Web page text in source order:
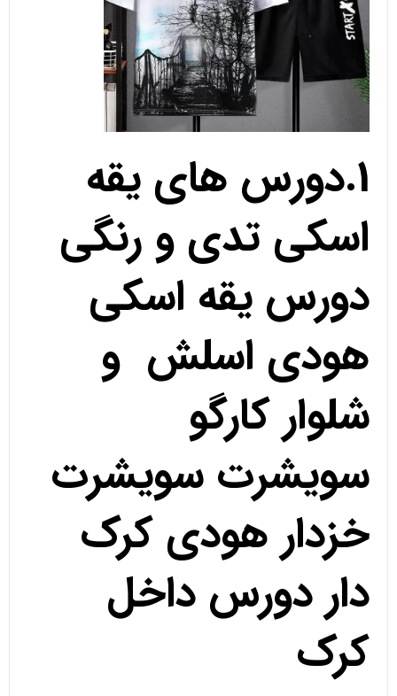
1.دورس های یقه
اسکی تدی و رنگی
دورس یقه اسکی
هودی اسلش و
شلوار کارگو
سویشرت سویشرت
خزدار هودی کرک
دار دورس داخل
کرک